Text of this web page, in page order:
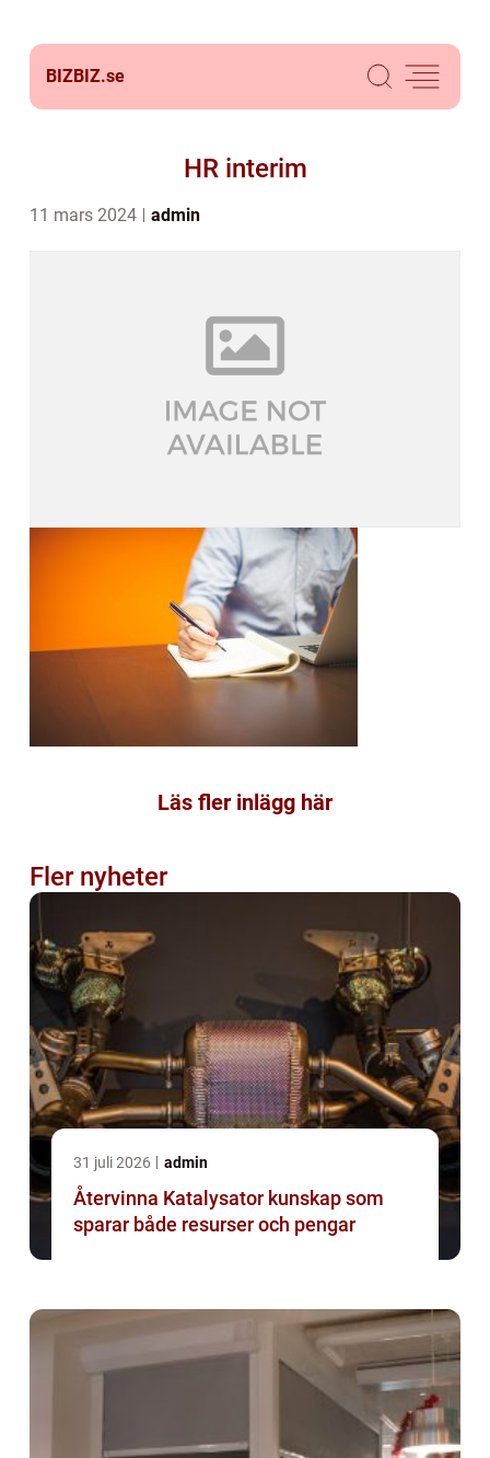
BIZBIZ.se
HR interim
11 mars 2024 admin
Läs fler inlägg här
Fler nyheter
31 juli 2026 admin
Återvinna Katalysator kunskap som
sparar både resurser och pengar